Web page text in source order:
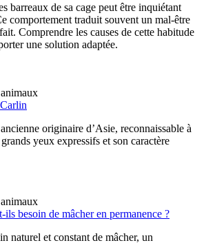
barreaux de sa cage peut être inquiétant
comportement traduit souvent un mal-être
Comprendre les causes de cette habitude
une solution adaptée.
originaire d’Asie, reconnaissable à
yeux expressifs et son caractère
besoin de mâcher en permanence ?
naturel et constant de mâcher, un